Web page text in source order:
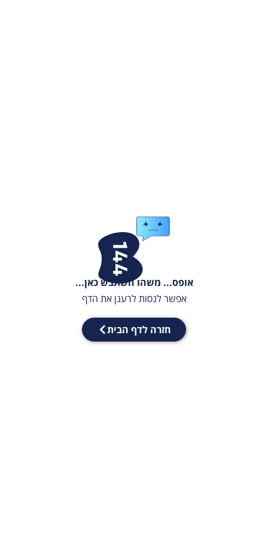
אופס... משהו השתבש כאן...
אפשר לנסות לרענן את הדף
חזרה לדף הבית